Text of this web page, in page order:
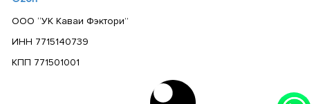
ООО “УК Каваи Фэктори”
ИНН 7715140739
КПП 771501001